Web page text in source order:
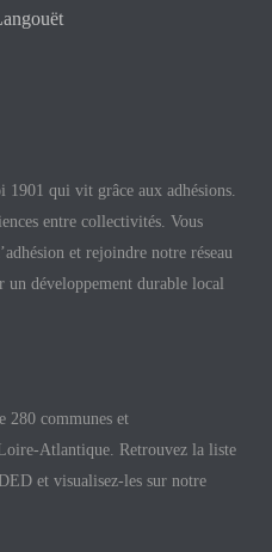
1901 qui vit grâce aux adhésions.
entre collectivités. Vous
et rejoindre notre réseau
un développement durable local
280 communes et
Atlantique. Retrouvez la liste
et visualisez-les sur notre